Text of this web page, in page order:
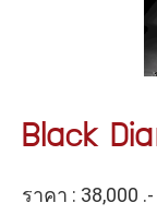
Black
ราคา : 38,000 .-